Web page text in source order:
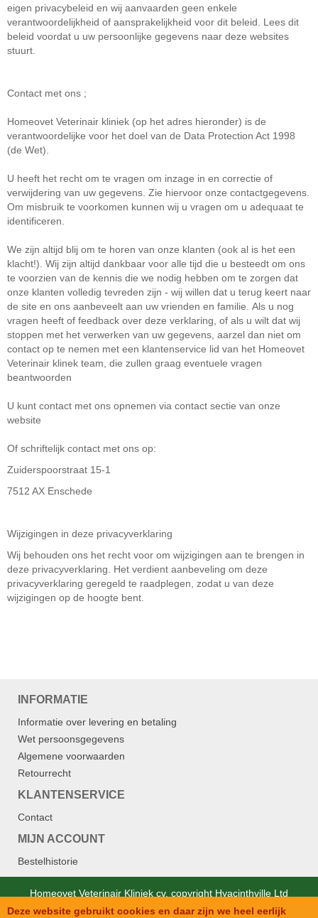
eigen privacybeleid en wij aanvaarden geen enkele
verantwoordelijkheid of aansprakelijkheid voor dit beleid. Lees dit
beleid voordat u uw persoonlijke gegevens naar deze websites
stuurt.
Contact met ons ;
Homeovet Veterinair kliniek (op het adres hieronder) is de
verantwoordelijke voor het doel van de Data Protection Act 1998
(de Wet).
U heeft het recht om te vragen om inzage in en correctie of
verwijdering van uw gegevens. Zie hiervoor onze contactgegevens.
Om misbruik te voorkomen kunnen wij u vragen om u adequaat te
identificeren.
We zijn altijd blij om te horen van onze klanten (ook al is het een
klacht!). Wij zijn altijd dankbaar voor alle tijd die u besteedt om ons
te voorzien van de kennis die we nodig hebben om te zorgen dat
onze klanten volledig tevreden zijn - wij willen dat u terug keert naar
de site en ons aanbeveelt aan uw vrienden en familie. Als u nog
vragen heeft of feedback over deze verklaring, of als u wilt dat wij
stoppen met het verwerken van uw gegevens, aarzel dan niet om
contact op te nemen met een klantenservice lid van het Homeovet
Veterinair klinek team, die zullen graag eventuele vragen
beantwoorden
U kunt contact met ons opnemen via contact sectie van onze
website
Of schriftelijk contact met ons op:
Zuiderspoorstraat 15-1
7512 AX Enschede
Wijzigingen in deze privacyverklaring
Wij behouden ons het recht voor om wijzigingen aan te brengen in
deze privacyverklaring. Het verdient aanbeveling om deze
privacyverklaring geregeld te raadplegen, zodat u van deze
wijzigingen op de hoogte bent.
INFORMATIE
Informatie over levering en betaling
Wet persoonsgegevens
Algemene voorwaarden
Retourrecht
KLANTENSERVICE
Contact
MIJN ACCOUNT
Bestelhistorie
Homeovet Veterinair Kliniek cv. copyright Hyacinthville Ltd
Designed bySJM Softech Private Ltd..
Deze website gebruikt cookies en daar zijn we heel eerlijk